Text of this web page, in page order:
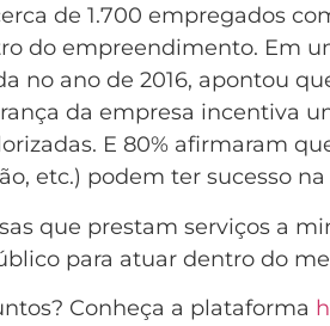
de 1.700 empregados
do empreendimento. Em
no ano de 2016, apontou
da empresa incentiva
E 80% afirmaram
etc.) podem ter sucesso
que prestam serviços a
para atuar dentro do
Conheça a plataforma